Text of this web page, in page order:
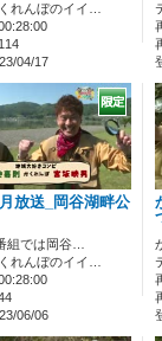
れんぼのイイ…
04/17
放送_岡谷湖畔公
組では岡谷…
れんぼのイイ…
06/06